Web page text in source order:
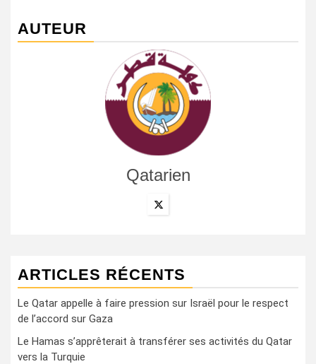
AUTEUR
Qatarien
ARTICLES RÉCENTS
Le Qatar appelle à faire pression sur Israël pour le respect
de l’accord sur Gaza
Le Hamas s’apprêterait à transférer ses activités du Qatar
vers la Turquie